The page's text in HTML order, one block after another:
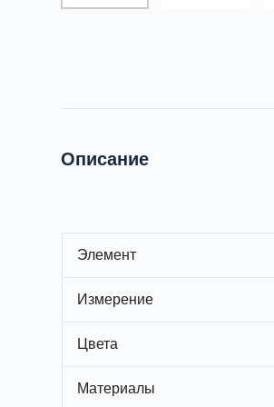
Описание
Элемент
Измерение
Цвета
Материалы